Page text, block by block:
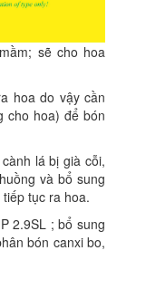
sẽ cho hoa
hoa do vậy cần
cho hoa) để bón
lá bị già cỗi,
và bổ sung
tục ra hoa.
2.9SL ; bổ sung
bón canxi bo,